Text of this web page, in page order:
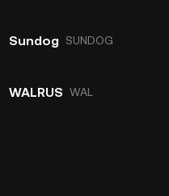
Sundog SUNDOG
WALRUS WAL